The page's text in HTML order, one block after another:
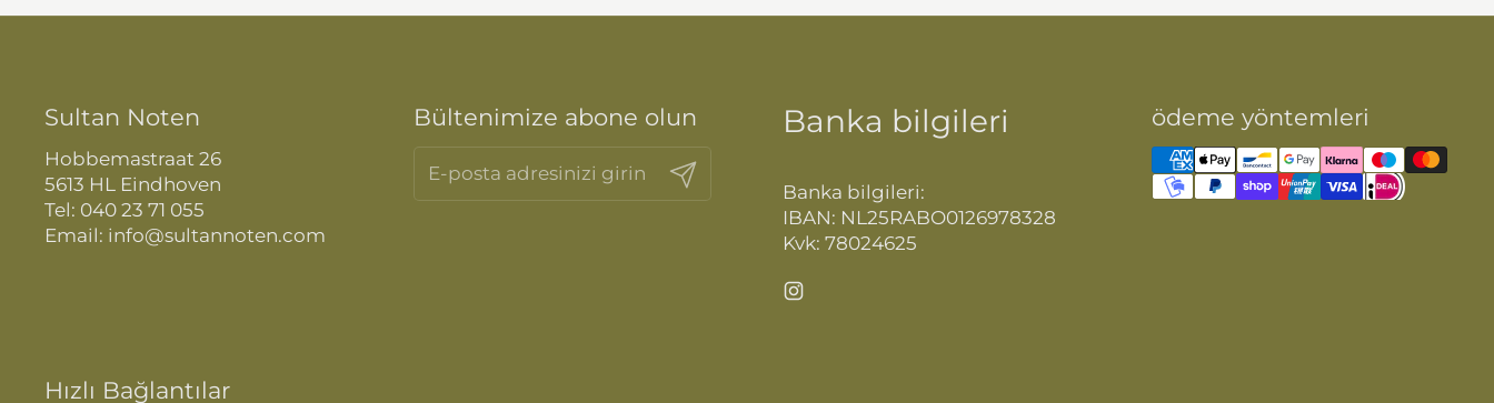
Sultan Noten
Hobbemastraat 26
5613 HL Eindhoven
Tel: 040 23 71 055
Email: info@sultannoten.com
Bültenimize abone olun
Gönder
Banka bilgileri
Banka bilgileri:
IBAN: NL25RABO0126978328
Kvk: 78024625
Instagram
ödeme yöntemleri
Hızlı Bağlantılar